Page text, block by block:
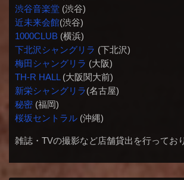
渋谷音楽堂(渋谷)
近未来会館(渋谷)
1000CLUB(横浜)
下北沢シャングリラ (下北沢)
梅田シャングリラ (大阪)
TH-R HALL(大阪関大前)
新栄シャングリラ(名古屋)
秘密(福岡)
桜坂セントラル(沖縄)
雑誌・TVの撮影など店舗貸出を行ってお